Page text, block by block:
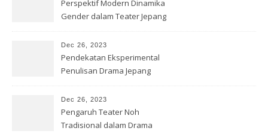
Perspektif Modern Dinamika
Gender dalam Teater Jepang
Dec 26, 2023
Pendekatan Eksperimental
Penulisan Drama Jepang
Dec 26, 2023
Pengaruh Teater Noh
Tradisional dalam Drama